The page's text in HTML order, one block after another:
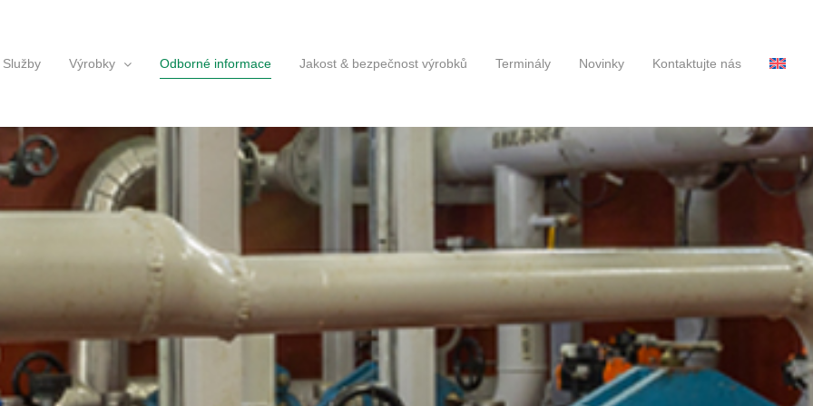
Služby Výrobky Odborné informace Jakost & bezpečnost výrobků Terminály Novinky Kontaktujte nás